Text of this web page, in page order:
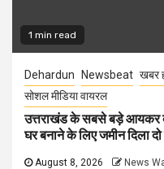
1 min read
Dehardun Newsbeat खबर
सोशल मीडिया वायरल
उत्तराखंड के सबसे बड़े आयकर
घर बनाने के लिए जमीन दिला
August 8, 2026 News